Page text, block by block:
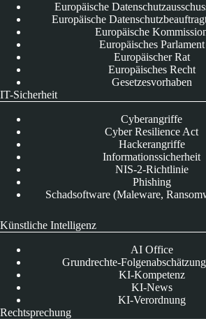
Europäische
Europäische
Europäische
Europäisches Parlament
Europäischer Rat
Europäisches Recht
Gesetzesvorhaben
IT-Sicherheit
Cyberangriffe
Cyber Resilience Act
Hackerangriffe
Informationssicherheit
NIS-2-Richtlinie
Phishing
Schadsoftware (Maleware,
Künstliche Intelligenz
AI Office
Grundrechte-
KI-Kompetenz
KI-News
KI-Verordnung
Rechtsprechung